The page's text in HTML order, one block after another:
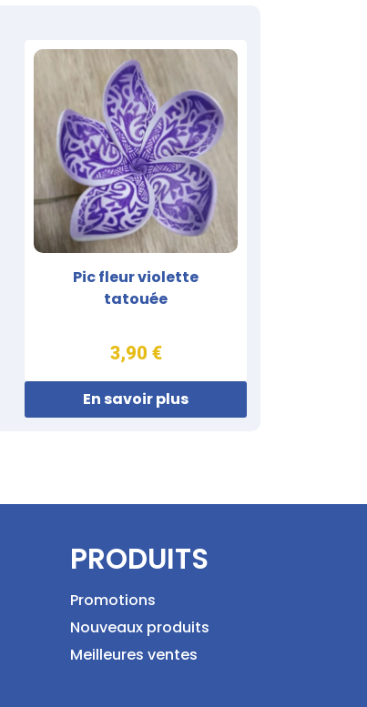
Pic fleur violette
tatouée
3,90 €
En savoir plus
PRODUITS
Promotions
Nouveaux produits
Meilleures ventes